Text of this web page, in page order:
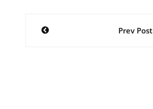
Post
Prev Post